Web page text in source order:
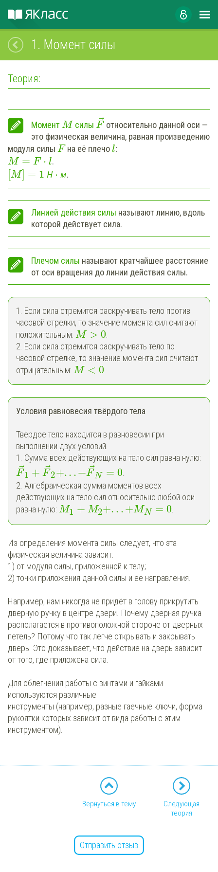
1. Момент силы
Теория:
МоментMсилы F ⃗относительно данной оси —
это физическая величина, равная произведению
модуля силы Fна её плечоl:
M = F ⋅ l.
[M] = 1 Н ⋅ м.
Линией действия силы называют линию, вдоль
которой действует сила.
Плечом силы называют кратчайшее расстояние
от оси вращения до линии действия силы.
1. Если сила стремится раскручивать тело против
часовой стрелки, то значение момента сил считают
положительным: M > 0
2. Если сила стремится раскручивать тело по
часовой стрелке, то значение момента сил считают
отрицательным: M < 0.
Условия равновесия твёрдого тела
Твёрдое тело находится в равновесии при
выполнении двух условий.
1. Сумма всех действующих на тело сил равна нулю:
F⃗
1 + F⃗
2+.. .+F⃗
N = 0
2. Алгебраическая сумма моментов всех
действующих на тело сил относительно любой оси
равна нулю: M1 + M2+. . .+MN = 0.
Из определения момента силы следует, что эта
физическая величина зависит:
1) от модуля силы, приложенной к телу;
2) точки приложения данной силы и её направления.
Например, нам никогда не придёт в голову прикрутить
дверную ручку в центре двери. Почему дверная ручка
располагается в противоположной стороне от дверных
петель? Потому что так легче открывать и закрывать
дверь. Это доказывает, что действие на дверь зависит
от того, где приложена сила.
Для облегчения работы с винтами и гайками
используются различные
инструменты (например, разные гаечные ключи, форма
рукоятки которых зависит от вида работы с этим
инструментом).
Вернуться в тему
Следующая
теория
Отправить отзыв